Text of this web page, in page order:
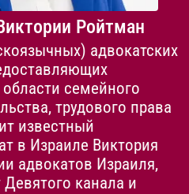
Ройтман
адвокатских
семейного
трудового права
известный
в Израиле Виктория
адвокатов Израиля,
канала и